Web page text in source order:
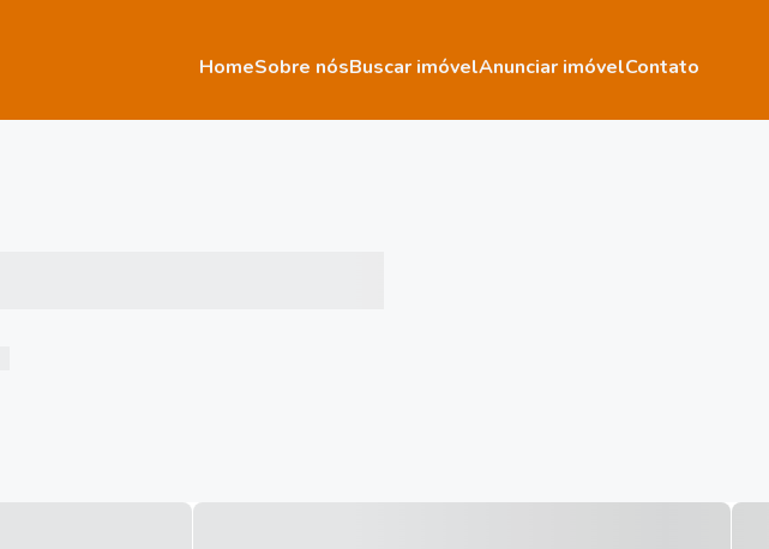
HomeSobre nósBuscar imóvelAnunciar imóvelContato